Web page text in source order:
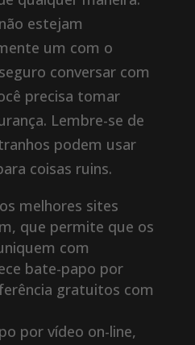
estejam
um com o
conversar com
precisa tomar
Lembre-se de
podem usar
coisas ruins.
melhores sites
que permite que os
com
bate-papo por
gratuitos com
por vídeo on-line,